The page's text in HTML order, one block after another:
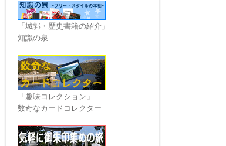
「城郭・歴史書籍の紹介」
知識の泉
「趣味コレクション」
数奇なカードコレクター